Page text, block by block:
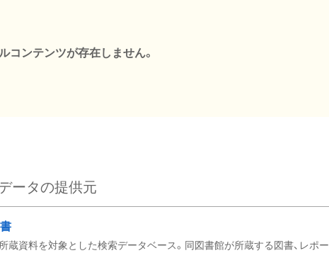
コンテンツが存在しません。
ータの提供元
蔵資料を対象とした検索データベース。同図書館が所蔵する図書、レポー